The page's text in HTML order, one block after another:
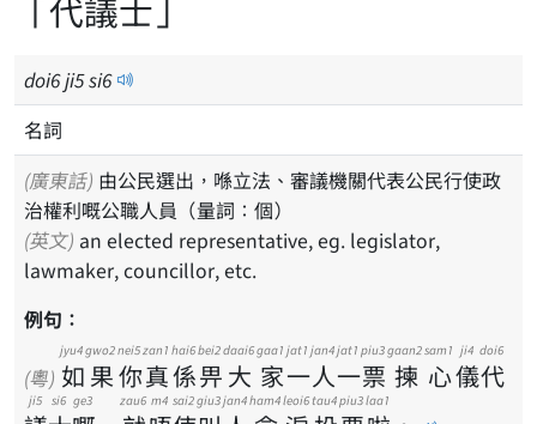
「代議士」
doi6ji5si6
名詞
(廣東話)
治權利嘅公職人員（量詞：個）
(英文)
lawmaker, councillor, etc.
例句：
(粵) 如
jyu4
果
gwo2
你
nei5
真
zan1
係
hai6
畀
bei2
大
daai6
家
gaa1
一
jat1
人
jan4
一
jat1
票
piu3
揀
gaan2
心
sam1
儀
ji4
代
doi6
ji5 si6 ge3 zau6 m4 sai2giu3jan4ham4leoi6tau4piu3laa1